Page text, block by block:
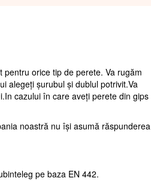
orice tip de perete. Va rugăm
alegeți șurubul și dublul potrivit.Va
cazului în care aveți perete din gips
noastră nu își asumă răspunderea
pe baza EN 442.